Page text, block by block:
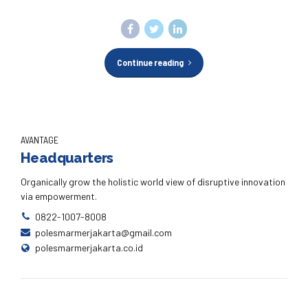
Continue reading
AVANTAGE
Headquarters
Organically grow the holistic world view of disruptive innovation
via empowerment.
0822-1007-8008
polesmarmerjakarta@gmail.com
polesmarmerjakarta.co.id